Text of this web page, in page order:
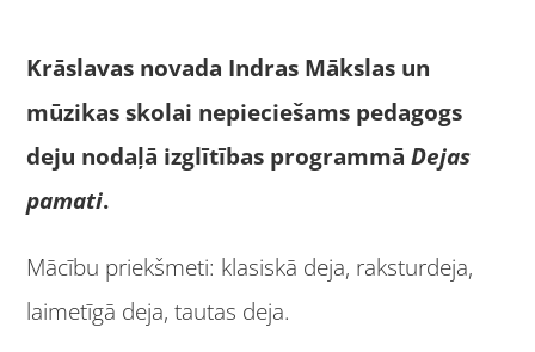
Krāslavas novada Indras Mākslas un
mūzikas skolai nepieciešams pedagogs
deju nodaļā izglītības programmāDejas
pamati.
Mācību priekšmeti: klasiskā deja, raksturdeja,
laimetīgā deja, tautas deja.